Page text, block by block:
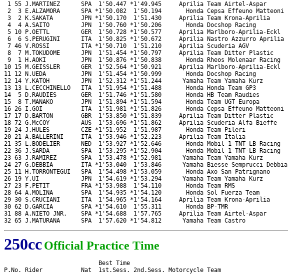
1 55 J.MARTINEZ      SPA  1'50.447 *1'49.945     Aprilia Team Airtel-Aspar
2  3 E.ALZAMORA      SPA *1'50.082  1'50.194       Honda Cepsa Effeuno Matteoni
3  2 K.SAKATA        JPN *1'50.170  1'51.430     Aprilia Team Krona-Aprilia
4  4 A.SAITO         JPN  1'50.760 *1'50.206       Honda Docshop Racing
5 10 P.OETTL         GER  1'50.728 *1'50.577     Aprilia Marlboro-Aprilia-Eckl
6  6 S.PERUGINI      ITA  1'50.825 *1'50.672     Aprilia Nastro Azzurro Aprilia
7 46 V.ROSSI         ITA *1'50.710  1'51.210     Aprilia Scuderia AGV
8  7 M.TOKUDOME      JPN  1'51.454 *1'50.797     Aprilia Team Ditter Plastic
9  1 H.AOKI          JPN  1'50.876 *1'50.838       Honda Rheos Molenaar Racing
10 15 M.GEISSLER      GER  1'52.564 *1'50.921     Aprilia Marlboro-Aprilia-Eckl
11 12 N.UEDA          JPN  1'51.454 *1'50.999       Honda Docshop Racing
12 14 Y.KATOH         JPN  1'52.312 *1'51.244      Yamaha Team Yamaha Kurz
13 13 L.CECCHINELLO   ITA  1'51.954 *1'51.488       Honda Honda Team GP3
14  5 D.RAUDIES       GER  1'51.746 *1'51.580       Honda HB Team Raudies
15  8 T.MANAKO        JPN  1'51.894 *1'51.594       Honda Team UGT Europa
16 26 I.GOI           ITA  1'51.981 *1'51.826       Honda Cepsa Effeuno Matteoni
17 17 D.BARTON        GBR  1'53.850 *1'51.839     Aprilia Team Ditter Plastic
18 72 G.McCOY         AUS  1'53.696 *1'51.862     Aprilia Scuderia Alfa Bieffe
19 24 J.HULES         CZE *1'51.952  1'51.987       Honda Team Pileri
20 21 A.BALLERINI     ITA  1'53.946 *1'52.223     Aprilia Team Italia
21 35 L.BODELIER      NED  1'53.927 *1'52.646       Honda Mobil 1-TNT-LB Racing
22 36 J.SARDA         SPA  1'53.295 *1'52.904       Honda Mobil 1-TNT-LB Racing
23 63 J.RAMIREZ       SPA  1'53.478 *1'52.981      Yamaha Team Yamaha Kurz
24 27 G.DEBBIA        ITA *1'53.040  1'53.846      Yamaha Biesse Semprucci Debbia
25 11 H.TORRONTEGUI   SPA  1'54.498 *1'53.059       Honda Axo San Patrignano
26 19 Y.UI            JPN  1'54.619 *1'53.294      Yamaha Team Yamaha Kurz
27 23 F.PETIT         FRA *1'53.988  1'54.110       Honda Team RMS
28 64 A.MOLINA        SPA  1'54.935 *1'54.120       Honda Sol Fuerza Team
29 30 S.CRUCIANI      ITA  1'54.965 *1'54.164     Aprilia Team Krona-Aprilia
30 62 D.GARCIA        SPA *1'54.610  1'55.311       Honda BP-TMR
31 88 A.NIETO JNR.    SPA *1'54.688  1'57.765     Aprilia Team Airtel-Aspar
32 65 J.MATURANA      SPA  1'57.620 *1'54.812      Yamaha Team Castro
250ccOfficial Practice Time
                           Best Time
P.No. Rider           Nat  1st.Sess. 2nd.Sess. Motorcycle Team